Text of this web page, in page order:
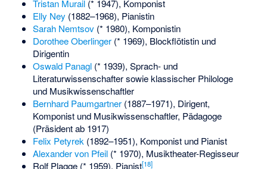
Tristan Murail(* 1947), Komponist
Elly Ney (1882–1968), Pianistin
Sarah Nemtsov(* 1980), Komponistin
Dorothee Oberlinger(* 1969), Blockflötistin und
Dirigentin
Oswald Panagl(* 1939), Sprach- und
Literaturwissenschafter sowie klassischer Philologe
und Musikwissenschaftler
Bernhard Paumgartner(1887–1971), Dirigent,
Komponist und Musikwissenschaftler, Pädagoge
(Präsident ab 1917)
Felix Petyrek(1892–1951), Komponist und Pianist
Alexander von Pfeil(* 1970), Musiktheater-Regisseur
Rolf Plagge(* 1959), Pianist[18]